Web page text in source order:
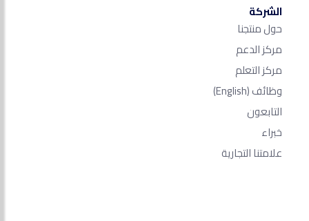
الشركة
حول منتجنا
مركز الدعم
مركز التعلم
وظائف(English)
التابعون
خبراء
علامتنا التجارية